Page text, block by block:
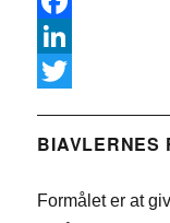
F
a
e
o
L
n
e
w
t
BIAVLERNES
Formålet er at